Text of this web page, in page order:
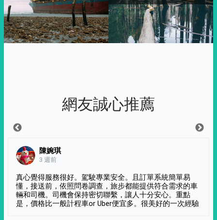
網友誠心推薦
陳婉琪
3 週前
真心覺得服務很好。駕駛專業安全。且訂單系統簡單易
懂，接送前，依照問卷調查，旅步都能提供符合需求的車
輛和司機。司機會保持密切聯繫，讓人十分安心。重點
是，價格比一般計程車or Uber便宜多。很美好的一次經驗